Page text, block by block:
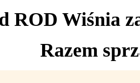
ROD Wiśnia
Razem